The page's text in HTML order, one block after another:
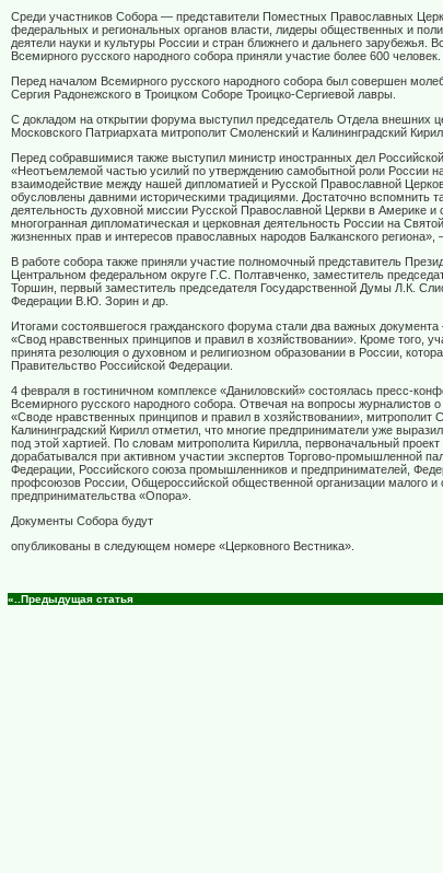
Среди участников Собора — представители Поместных Православных
федеральных и региональных органов власти, лидеры общественных и
деятели науки и культуры России и стран ближнего и дальнего зарубежья.
Всемирного русского народного собора приняли участие более 600 человек.
Перед началом Всемирного русского народного собора был совершен
Сергия Радонежского в Троицком Соборе Троицко-Сергиевой лавры.
С докладом на открытии форума выступил председатель Отдела внешних
Московского Патриархата митрополит Смоленский и Калининградский
Перед собравшимися также выступил министр иностранных дел
«Неотъемлемой частью усилий по утверждению самобытной роли России
взаимодействие между нашей дипломатией и Русской Православной
обусловлены давними историческими традициями. Достаточно вспомнить
деятельность духовной миссии Русской Православной Церкви в Америке и
многогранная дипломатическая и церковная деятельность России на
жизненных прав и интересов православных народов Балканского
В работе собора также приняли участие полномочный представитель
Центральном федеральном округе Г.С. Полтавченко, заместитель
Торшин, первый заместитель председателя Государственной Думы Л.К.
Федерации В.Ю. Зорин и др.
Итогами состоявшегося гражданского форума стали два важных
«Свод нравственных принципов и правил в хозяйствовании». Кроме того,
принята резолюция о духовном и религиозном образовании в России,
Правительство Российской Федерации.
4 февраля в гостиничном комплексе «Даниловский» состоялась пресс-
Всемирного русского народного собора. Отвечая на вопросы журналистов
«Своде нравственных принципов и правил в хозяйствовании», митрополит
Калининградский Кирилл отметил, что многие предприниматели уже
под этой хартией. По словам митрополита Кирилла, первоначальный проект
дорабатывался при активном участии экспертов Торгово-промышленной
Федерации, Российского союза промышленников и предпринимателей,
профсоюзов России, Общероссийской общественной организации малого и
предпринимательства «Опора».
Документы Собора будут
опубликованы в следующем номере «Церковного Вестника».
«..Предыдущая статья